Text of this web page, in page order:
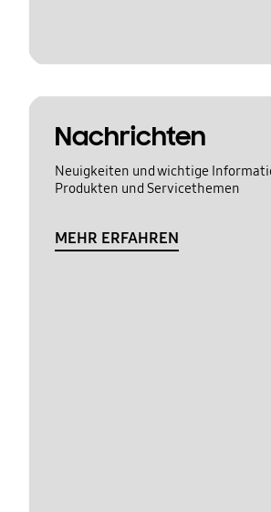
Nachrichten
Neuigkeiten und wichtige
Produkten und Servicethemen
MEHR ERFAHREN